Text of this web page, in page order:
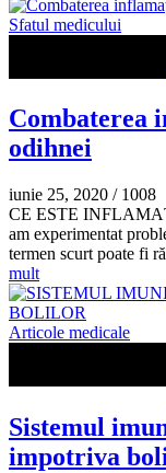
Sfatul medicului
Combaterea
odihnei
iunie 25, 2020 / 1008
CE ESTE
am experimentat
termen scurt poate fi
mult
Articole medicale
Sistemul
impotriva